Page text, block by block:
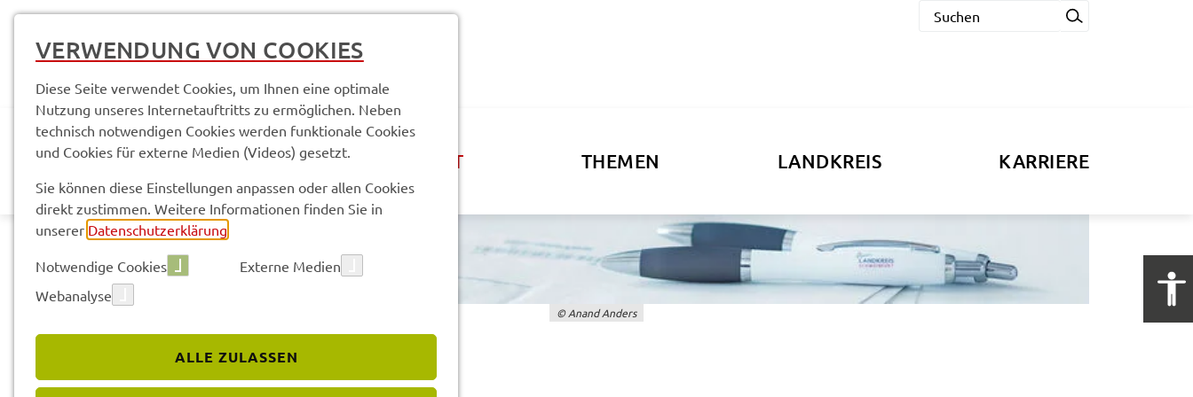
AKTUELLES LANDRATSAMT THEMEN LANDKREIS KARRIERE
© Anand Anders
VERWENDUNG VON COOKIES
Diese Seite verwendet Cookies, um Ihnen eine optimale
Nutzung unseres Internetauftritts zu ermöglichen. Neben
technisch notwendigen Cookies werden funktionale Cookies
und Cookies für externe Medien (Videos) gesetzt.
Sie können diese Einstellungen anpassen oder allen Cookies
direkt zustimmen. Weitere Informationen finden Sie in
unserer Datenschutzerklärung
Notwendige Cookies
Externe Medien
Webanalyse
ALLE ZULASSEN